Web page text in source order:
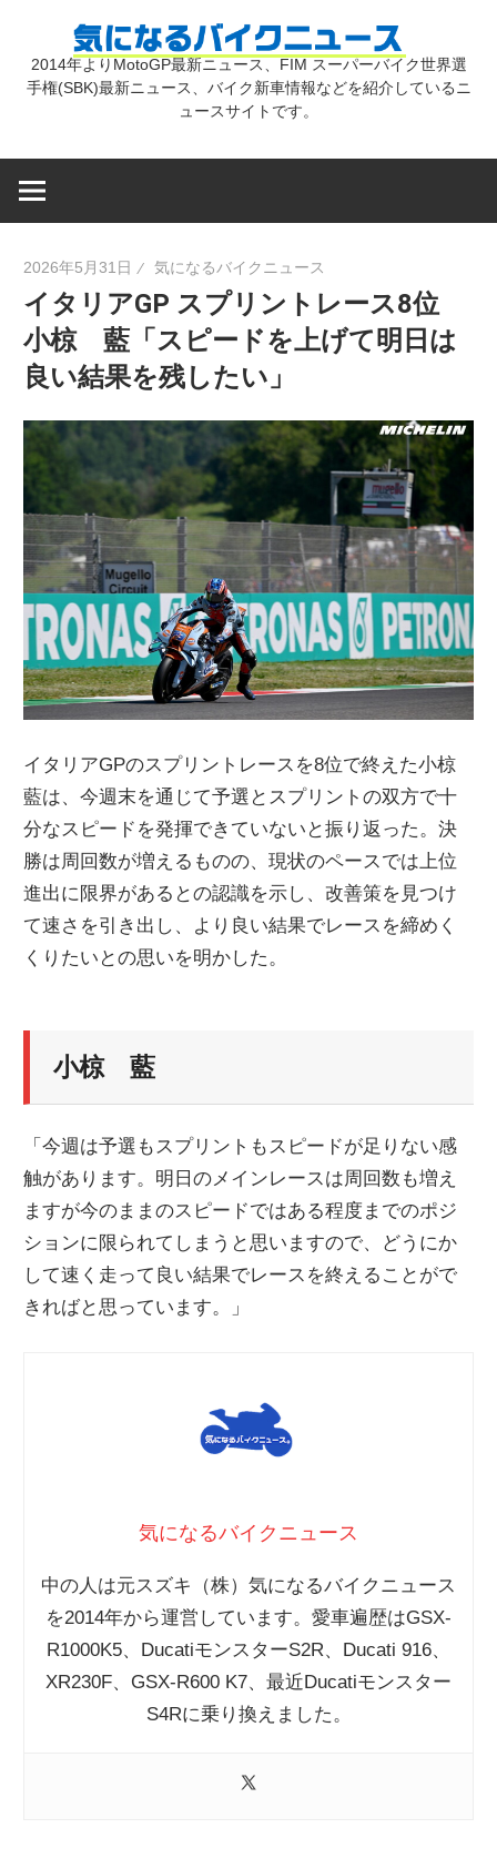
気
バ
ク
ニ
ュ
ー
ス
2014年よりMotoGP最新ニュース、FIM スーパーバイク世界選
手権(SBK)最新ニュース、バイク新車情報などを紹介しているニ
ュースサイトです。
2026年5月31日 気になるバイクニュース
イタリアGP スプリントレース8位
小椋 藍「スピードを上げて明日は
良い結果を残したい」
イタリアGPのスプリントレースを8位で終えた小椋
藍は、今週末を通じて予選とスプリントの双方で十
分なスピードを発揮できていないと振り返った。決
勝は周回数が増えるものの、現状のペースでは上位
進出に限界があるとの認識を示し、改善策を見つけ
て速さを引き出し、より良い結果でレースを締めく
くりたいとの思いを明かした。
小椋 藍
「今週は予選もスプリントもスピードが足りない感
触があります。明日のメインレースは周回数も増え
ますが今のままのスピードではある程度までのポジ
ションに限られてしまうと思いますので、どうにか
して速く走って良い結果でレースを終えることがで
きればと思っています。」
気になるバイクニュース
中の人は元スズキ（株）気になるバイクニュース
を2014年から運営しています。愛車遍歴はGSX-
R1000K5、DucatiモンスターS2R、Ducati 916、
XR230F、GSX-R600 K7、最近Ducatiモンスター
S4Rに乗り換えました。